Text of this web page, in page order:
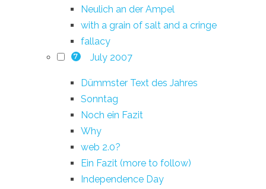
Neulich an der Ampel
with a grain of salt and a cringe
fallacy
7 July 2007
Dümmster Text des Jahres
Sonntag
Noch ein Fazit
Why
web 2.0?
Ein Fazit (more to follow)
Independence Day